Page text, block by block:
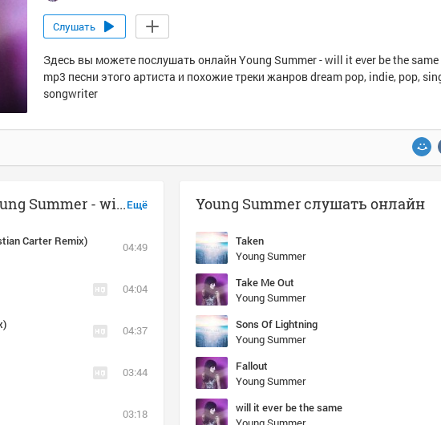
Слушать
Здесь вы можете послушать онлайн Young Summer - will it ever be the same
mp3 песни этого артиста и похожие треки жанров dream pop, indie, pop,
songwriter
Ещё
Музыка похожая на Young Summer - will it ever be the same
Carter Remix)
04:49
04:04
04:37
03:44
03:18
Young Summer слушать онлайн
Taken
Young Summer
Take Me Out
Young Summer
Sons Of Lightning
Young Summer
Fallout
Young Summer
will it ever be the same